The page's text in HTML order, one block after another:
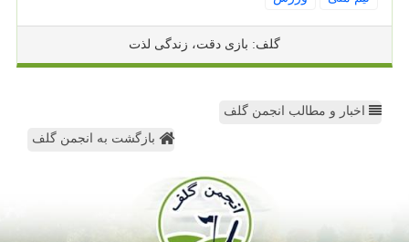
گلف: بازی دقت، زندگی لذت
اخبار و مطالب انجمن گلف
بازگشت به انجمن گلف